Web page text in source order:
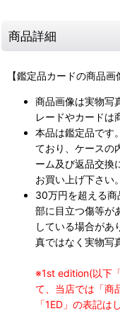
商品詳細
【鑑定品カードの商品画
商品画像は実物写
レードやカードは
本品は鑑定品です
ており、ケースの
ーム及び返品交換
お買い上げ下さい。
30万円を超える
部に目立つ傷等が
している場合があ
真ではなく実物写
※1st edition(以下
て、当店では「商
「1ED」の表記